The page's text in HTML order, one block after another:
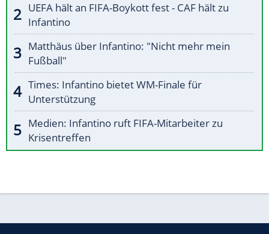
UEFA hält an FIFA-Boykott fest - CAF hält zu
Infantino
Matthäus über Infantino: "Nicht mehr mein
Fußball"
Times: Infantino bietet WM-Finale für
Unterstützung
Medien: Infantino ruft FIFA-Mitarbeiter zu
Krisentreffen